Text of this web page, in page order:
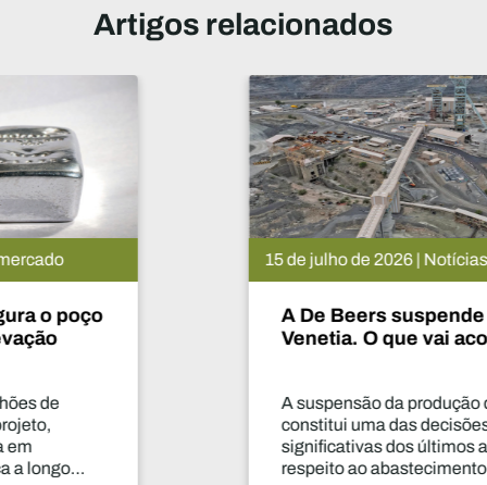
Artigos relacionados
15 de julho de 2026 | Notícias do mercado
A De Beers suspende o projeto
Venetia. O que vai acontecer agora?
A suspensão da produção durante dois anos
constitui uma das decisões mais
significativas dos últimos anos no que diz
respeito ao abastecimento do setor.